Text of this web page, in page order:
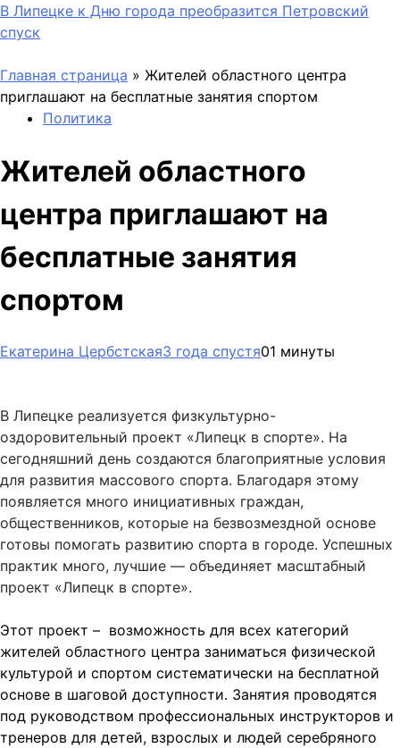
В Липецке к Дню города преобразится Петровский
спуск
Главная страница » Жителей областного центра
приглашают на бесплатные занятия спортом
Политика
Жителей областного
центра приглашают на
бесплатные занятия
спортом
Екатерина Цербстская3 года спустя01 минуты
В Липецке реализуется физкультурно-
оздоровительный проект «Липецк в спорте». На
сегодняшний день создаются благоприятные условия
для развития массового спорта. Благодаря этому
появляется много инициативных граждан,
общественников, которые на безвозмездной основе
готовы помогать развитию спорта в городе. Успешных
практик много, лучшие — объединяет масштабный
проект «Липецк в спорте».
Этот проект – возможность для всех категорий
жителей областного центра заниматься физической
культурой и спортом систематически на бесплатной
основе в шаговой доступности. Занятия проводятся
под руководством профессиональных инструкторов и
тренеров для детей, взрослых и людей серебряного